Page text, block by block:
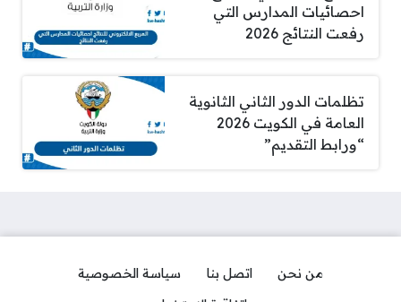
احصائيات المدارس التي
رفعت النتائج 2026
تظلمات الدور الثاني الثانوية
العامة في الكويت 2026
“ورابط التقديم”
من نحن اتصل بنا
سياسة الخصوصية